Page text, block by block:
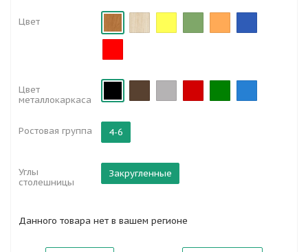
Цвет
Цвет
металлокаркаса
Ростовая группа 4-6
Углы
столешницы
Закругленные
Данного товара нет в вашем регионе